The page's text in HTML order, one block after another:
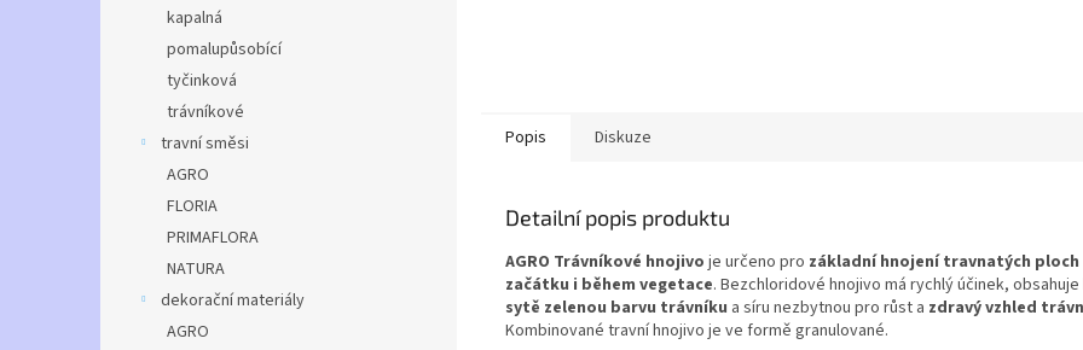
kapalná
pomalupůsobící
tyčinková
trávníkové
travní směsi
AGRO
FLORIA
PRIMAFLORA
NATURA
dekorační materiály
AGRO
Popis Diskuze
Detailní popis produktu
AGRO Trávníkové hnojivo je určeno pro základní hnojení travnatých ploch
začátku i během vegetace. Bezchloridové hnojivo má rychlý účinek,
sytě zelenou barvu trávníku a síru nezbytnou pro růst a zdravý vzhled
Kombinované travní hnojivo je ve formě granulované.